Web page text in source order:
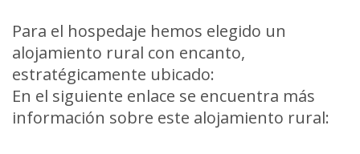
Para el hospedaje hemos elegido un
alojamiento rural con encanto,
estratégicamente ubicado:
En el siguiente enlace se encuentra más
información sobre este alojamiento rural: